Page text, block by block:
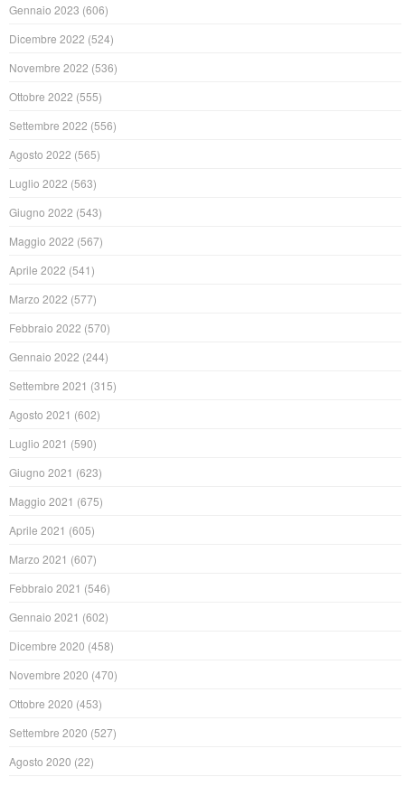
Gennaio 2023 (606)
Dicembre 2022 (524)
Novembre 2022 (536)
Ottobre 2022 (555)
Settembre 2022 (556)
Agosto 2022 (565)
Luglio 2022 (563)
Giugno 2022 (543)
Maggio 2022 (567)
Aprile 2022 (541)
Marzo 2022 (577)
Febbraio 2022 (570)
Gennaio 2022 (244)
Settembre 2021 (315)
Agosto 2021 (602)
Luglio 2021 (590)
Giugno 2021 (623)
Maggio 2021 (675)
Aprile 2021 (605)
Marzo 2021 (607)
Febbraio 2021 (546)
Gennaio 2021 (602)
Dicembre 2020 (458)
Novembre 2020 (470)
Ottobre 2020 (453)
Settembre 2020 (527)
Agosto 2020 (22)